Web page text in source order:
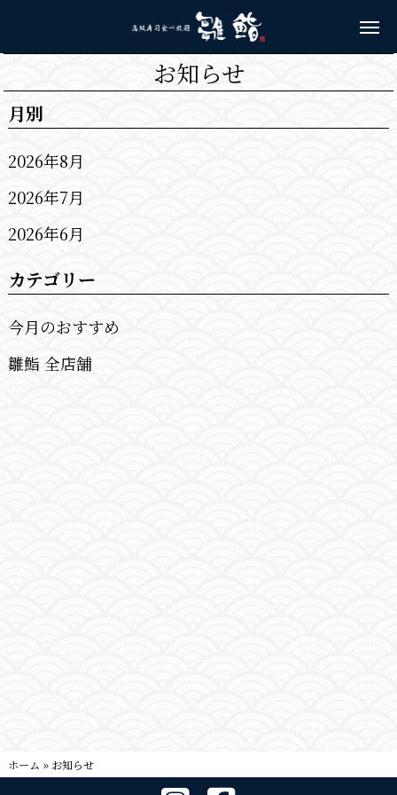
お知らせ
月別
2026年8月
2026年7月
2026年6月
カテゴリー
今月のおすすめ
雛鮨 全店舗
ホーム » お知らせ